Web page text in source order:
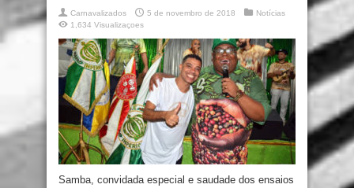
Carnavalizados 5 de novembro de 2018
Notícias
1,634 Visualizaçoes
Samba, convidada especial e saudade dos ensaios